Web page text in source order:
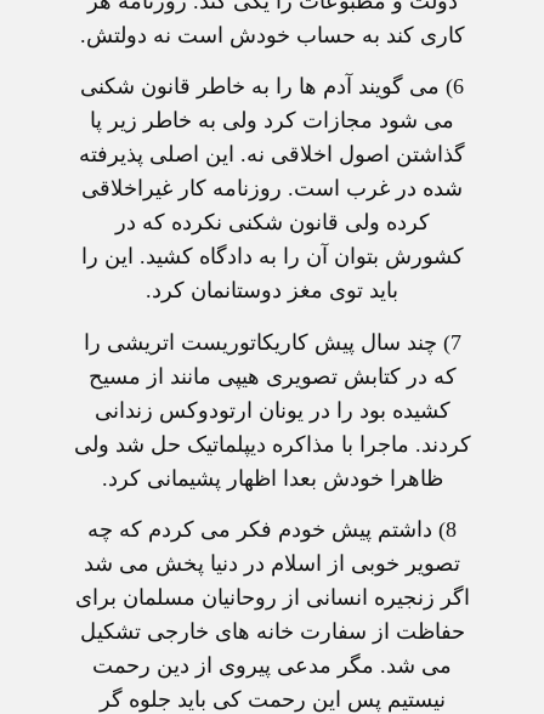
کاری کند به حساب خودش است نه دولتش.
6) می گویند آدم ها را به خاطر قانون شکنی
می شود مجازات کرد ولی به خاطر زیر پا
گذاشتن اصول اخلاقی نه. این اصلی پذیرفته
شده در غرب است. روزنامه کار غیراخلاقی
کرده ولی قانون شکنی نکرده که در
کشورش بتوان آن را به دادگاه کشید. این را
باید توی مغز دوستانمان کرد.
7) چند سال پیش کاریکاتوریست اتریشی را
که در کتابش تصویری هیپی مانند از مسیح
کشیده بود را در یونان ارتودوکس زندانی
کردند. ماجرا با مذاکره دیپلماتیک حل شد ولی
ظاهرا خودش بعدا اظهار پشیمانی کرد.
8) داشتم پیش خودم فکر می کردم که چه
تصویر خوبی از اسلام در دنیا پخش می شد
اگر زنجیره انسانی از روحانیان مسلمان برای
حفاظت از سفارت خانه های خارجی تشکیل
می شد. مگر مدعی پیروی از دین رحمت
نیستیم پس این رحمت کی باید جلوه گر